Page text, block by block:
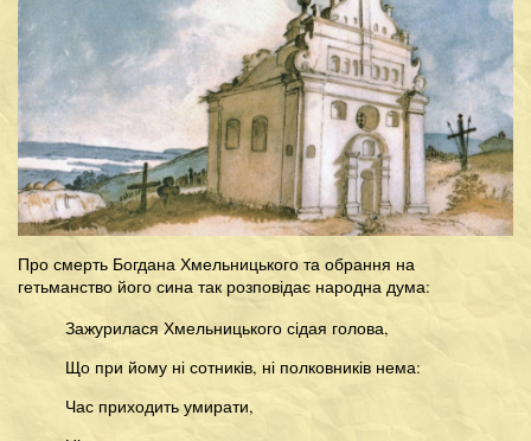
Про смерть Богдана Хмельницького та обрання на
гетьманство його сина так розповідає народна дума:
Зажурилася Хмельницького сідая голова,
Що при йому ні сотників, ні полковників нема:
Час приходить умирати,